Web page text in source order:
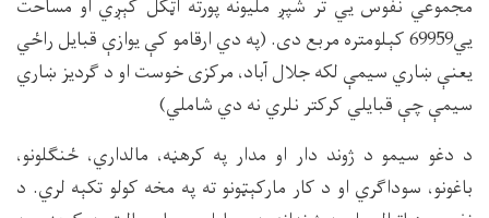
مجموعي نفوس يي تر شپږ مليونه پورته اټكل كېږي او مساحت
يي69959 كېلومتره مربع دى. (په دي ارقامو كې يوازې قبايل راځي
يعنې ښاري سيمې لكه جلال آباد، مركزى خوست او د ګرديز ښاري
سيمې چې قبايلي كركتر نلري نه دي شاملي)
د دغو سيمو د ژوند دار او مدار په كرهڼه، مالداري، ځنګلونو،
باغونو، سوداګري او د كار ماركېټونو ته په مخه كولو تكېه لري. د